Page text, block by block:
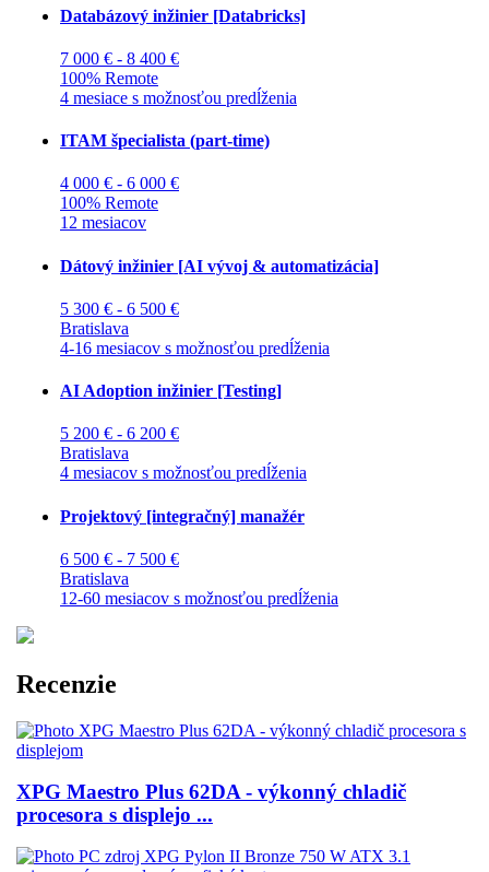
Databázový inžinier [Databricks]
7 000 € - 8 400 €
100% Remote
4 mesiace s možnosťou predĺženia
ITAM špecialista (part-time)
4 000 € - 6 000 €
100% Remote
12 mesiacov
Dátový inžinier [AI vývoj & automatizácia]
5 300 € - 6 500 €
Bratislava
4-16 mesiacov s možnosťou predĺženia
AI Adoption inžinier [Testing]
5 200 € - 6 200 €
Bratislava
4 mesiacov s možnosťou predĺženia
Projektový [integračný] manažér
6 500 € - 7 500 €
Bratislava
12-60 mesiacov s možnosťou predĺženia
Recenzie
XPG Maestro Plus 62DA - výkonný chladič
procesora s displejo ...